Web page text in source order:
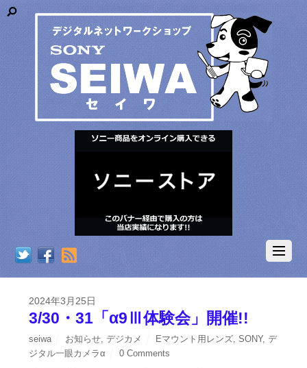
2024年3月25日
3/30・31「α9Ⅲ体験会」開催!!
seiwa お知らせ デジカメ Eマウント用レンズ, SONY, デ
ジタル一眼カメラα
0 Comments